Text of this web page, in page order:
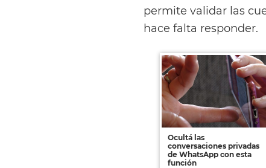
permite validar las
hace falta responder.
Ocultá las
conversaciones privadas
de WhatsApp con esta
función